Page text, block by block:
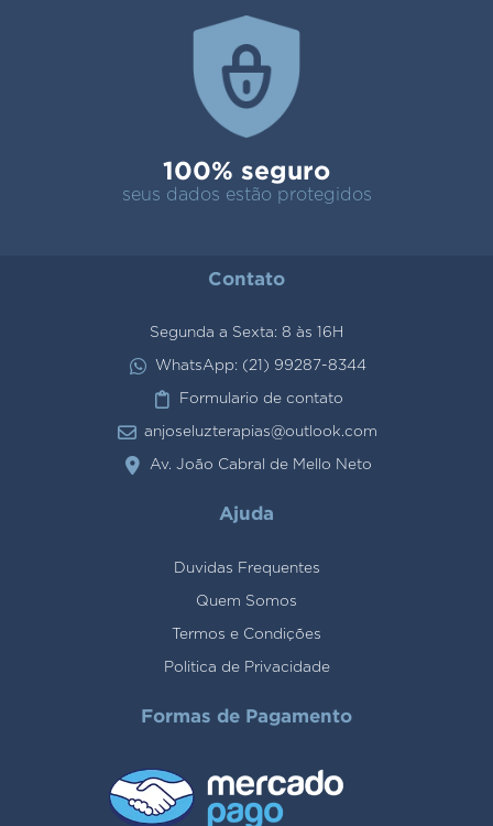
100% seguro
seus dados estão protegidos
Contato
Segunda a Sexta: 8 às 16H
WhatsApp: (21) 99287-8344
Formulario de contato
anjoseluzterapias@outlook.com
Av. João Cabral de Mello Neto
Ajuda
Duvidas Frequentes
Quem Somos
Termos e Condições
Politica de Privacidade
Formas de Pagamento